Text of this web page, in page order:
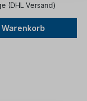
(DHL Versand)
Warenkorb